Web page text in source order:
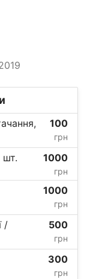
100
грн
шт. 1000
грн
1000
грн
/
500
грн
300
грн